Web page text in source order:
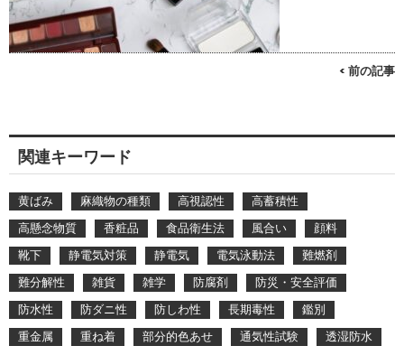
< 前の記事
関連キーワード
黄ばみ 麻織物の種類 高視認性
高蓄積性
高懸念物質
香粧品 食品衛生法 風合い
顔料
靴下
静電気対策 静電気 電気泳動法
難燃剤
難分解性
雑貨 雑学 防腐剤
防災・安全評価
防水性
防ダニ性 防しわ性 長期毒性
鑑別
重金属
重ね着 部分的色あせ 通気性試験
透湿防水